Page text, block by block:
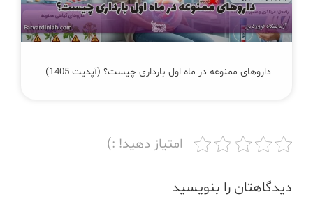
داروهای ممنوعه در ماه اول بارداری چیست؟ (آپدیت 1405)
امتیاز دهید! :)
دیدگاهتان را بنویسید